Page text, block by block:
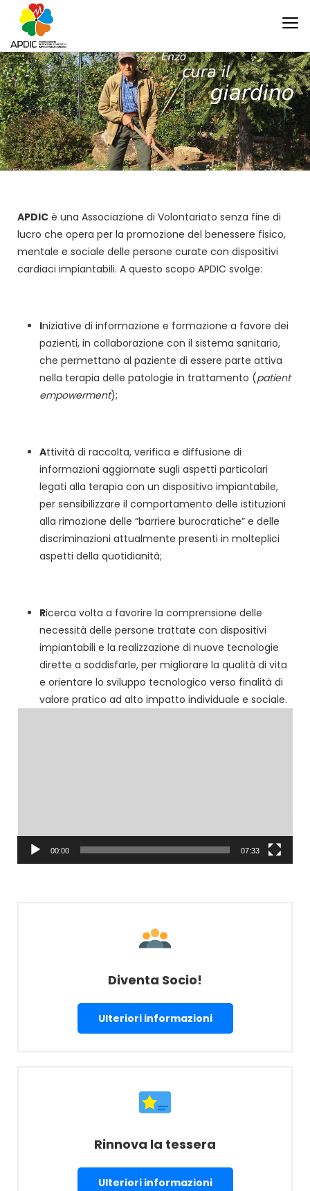
APDIC è una Associazione di Volontariato senza fine di
lucro che opera per la promozione del benessere fisico,
mentale e sociale delle persone curate con dispositivi
cardiaci impiantabili. A questo scopo APDIC svolge:
Iniziative di informazione e formazione a favore dei
pazienti, in collaborazione con il sistema sanitario,
che permettano al paziente di essere parte attiva
nella terapia delle patologie in trattamento (patient
empowerment);
Attività di raccolta, verifica e diffusione di
informazioni aggiornate sugli aspetti particolari
legati alla terapia con un dispositivo impiantabile,
per sensibilizzare il comportamento delle istituzioni
alla rimozione delle “barriere burocratiche” e delle
discriminazioni attualmente presenti in molteplici
aspetti della quotidianità;
Ricerca volta a favorire la comprensione delle
necessità delle persone trattate con dispositivi
impiantabili e la realizzazione di nuove tecnologie
dirette a soddisfarle, per migliorare la qualità di vita
e orientare lo sviluppo tecnologico verso finalità di
valore pratico ad alto impatto individuale e sociale.
00:00 07:33
Diventa Socio!
Ulteriori informazioni
Rinnova la tessera
Ulteriori informazioni